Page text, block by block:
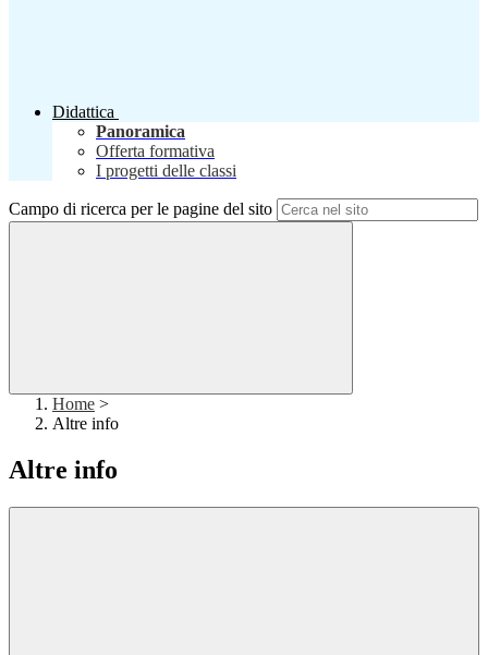
Didattica
Panoramica
Offerta formativa
I progetti delle classi
Campo di ricerca per le pagine del sito
Home >
Altre info
Altre info